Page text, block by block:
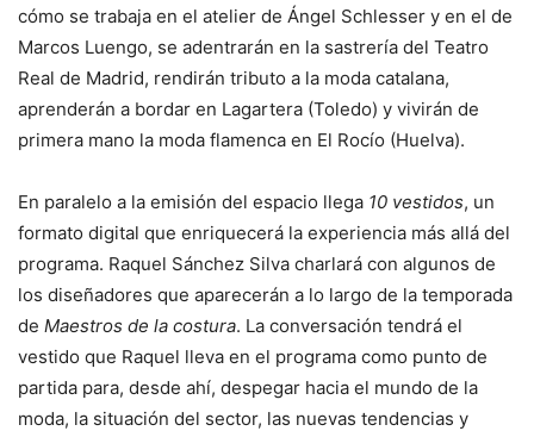
cómo se trabaja en el atelier de Ángel Schlesser y en el de
Marcos Luengo, se adentrarán en la sastrería del Teatro
Real de Madrid, rendirán tributo a la moda catalana,
aprenderán a bordar en Lagartera (Toledo) y vivirán de
primera mano la moda flamenca en El Rocío (Huelva).
En paralelo a la emisión del espacio llega 10 vestidos, un
formato digital que enriquecerá la experiencia más allá del
programa. Raquel Sánchez Silva charlará con algunos de
los diseñadores que aparecerán a lo largo de la temporada
de Maestros de la costura. La conversación tendrá el
vestido que Raquel lleva en el programa como punto de
partida para, desde ahí, despegar hacia el mundo de la
moda, la situación del sector, las nuevas tendencias y